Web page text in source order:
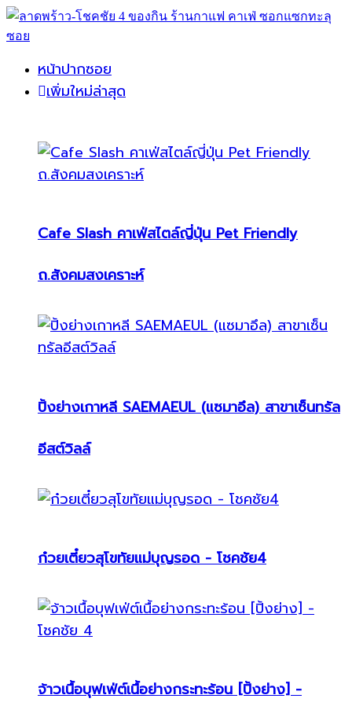
หน้าปากซอย
เพิ่มใหม่ล่าสุด
Cafe Slash คาเฟ่สไตล์ญี่ปุ่น Pet Friendly
ถ.สังคมสงเคราะห์
ปิ้งย่างเกาหลี SAEMAEUL (แซมาอึล) สาขาเซ็นทรัล
อีสต์วิลล์
ก๋วยเตี๋ยวสุโขทัยแม่บุญรอด - โชคชัย4
จ้าวเนื้อบุฟเฟ่ต์เนื้อย่างกระทะร้อน [ปิ้งย่าง] -